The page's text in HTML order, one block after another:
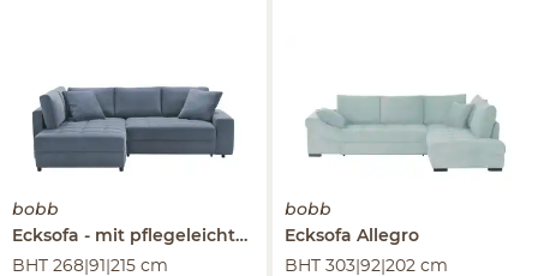
bobb
Ecksofa mit pflegeleichtem Bezug
Arissa de Luxe
BHT 268|91|215 cm
bobb
Ecksofa Allegro
BHT 303|92|202 cm